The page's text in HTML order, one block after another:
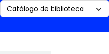
Search the catalog by: